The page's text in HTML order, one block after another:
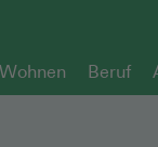
Beruf